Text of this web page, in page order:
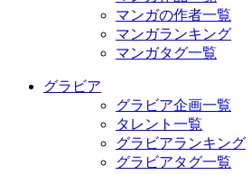
マンガの作者一覧
マンガランキング
マンガタグ一覧
グラビア
グラビア企画一覧
タレント一覧
グラビアランキング
グラビアタグ一覧